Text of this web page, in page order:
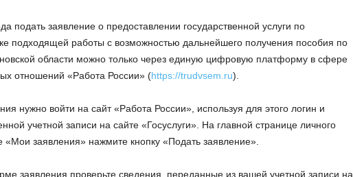
подать заявление о предоставлении государственной услуги по
подходящей работы с возможностью дальнейшего получения пособия по
области можно только через единую цифровую платформу в сфере
отношений «Работа России» (https://trudvsem.ru).
нужно войти на сайт «Работа России», используя для этого логин и
учетной записи на сайте «Госуслуги». На главной странице личного
«Мои заявления» нажмите кнопку «Подать заявление».
заявления проверьте сведения, переданные из вашей учетной записи на